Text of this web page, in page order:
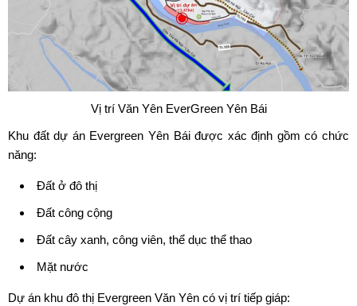
Vị trí Văn Yên EverGreen Yên Bái
Khu đất dự án Evergreen Yên Bái được xác định gồm có chức
năng:
Đất ở đô thị
Đất công cộng
Đất cây xanh, công viên, thể dục thể thao
Mặt nước
Dự án khu đô thị Evergreen Văn Yên có vị trí tiếp giáp: